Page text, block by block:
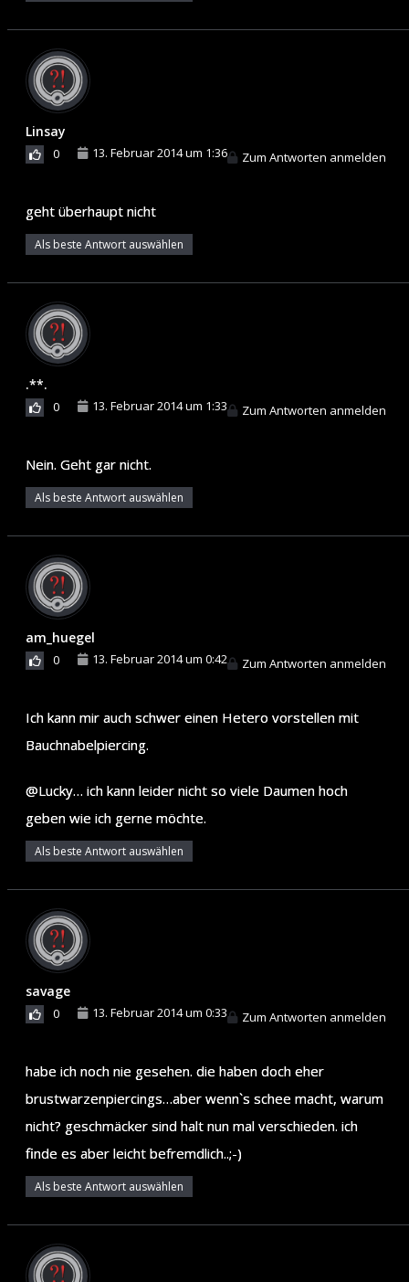
Linsay
0 13. Februar 2014 um 1:36 Zum Antworten anmelden
geht überhaupt nicht
Als beste Antwort auswählen
.**.
0 13. Februar 2014 um 1:33 Zum Antworten anmelden
Nein. Geht gar nicht.
Als beste Antwort auswählen
am_huegel
0 13. Februar 2014 um 0:42 Zum Antworten anmelden
Ich kann mir auch schwer einen Hetero vorstellen mit
Bauchnabelpiercing.
@Lucky… ich kann leider nicht so viele Daumen hoch
geben wie ich gerne möchte.
Als beste Antwort auswählen
savage
0 13. Februar 2014 um 0:33 Zum Antworten anmelden
habe ich noch nie gesehen. die haben doch eher
brustwarzenpiercings…aber wenn`s schee macht, warum
nicht? geschmäcker sind halt nun mal verschieden. ich
finde es aber leicht befremdlich..;-)
Als beste Antwort auswählen